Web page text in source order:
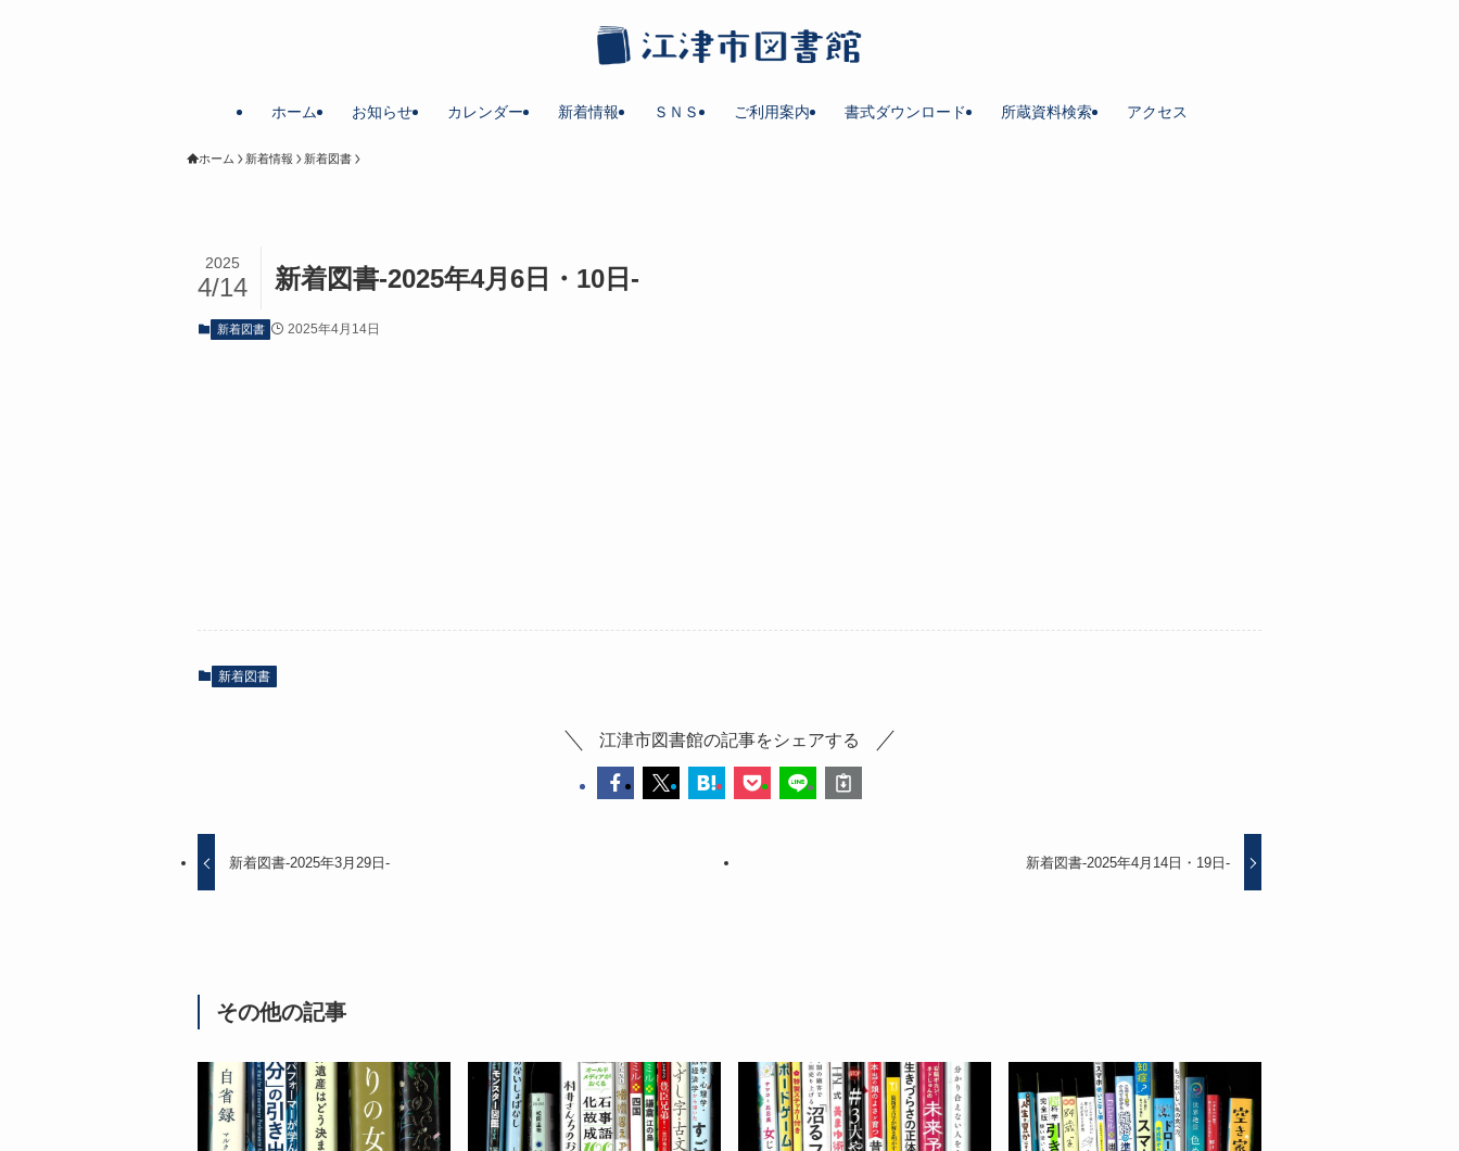
ホーム お知らせ カレンダー 新着情報 ＳＮＳ ご利用案内 書式ダウンロード 所蔵資料検索 アクセス
ホーム 新着情報 新着図書
新着図書-2025年4月6日・10日-
2025
4/14
新着図書 2025年4月14日
新着図書
江津市図書館の記事をシェアする
新着図書-2025年3月29日- 新着図書-2025年4月14日・19日-
その他の記事